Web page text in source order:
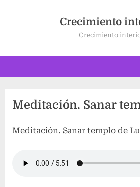
Crecimiento
Crecimiento
Meditación. Sanar
Meditación. Sanar templo de